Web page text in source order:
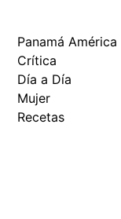
Panamá América
Crítica
Día a Día
Mujer
Recetas